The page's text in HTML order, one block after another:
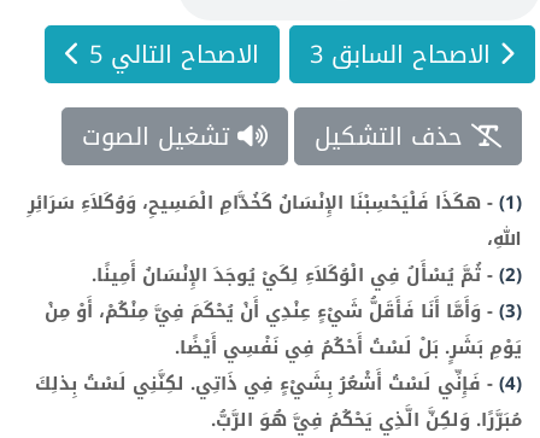
الاصحاح السابق 3
الاصحاح التالي 5
حذف التشكيل
تشغيل الصوت
(1)
-هكَذَا فَلْيَحْسِبْنَا الإِنْسَانُ كَخُدَّامِ الْمَسِيحِ، وَوُكَلاَءِ سَرَائِرِ
اللهِ،
(2)
-ثُمَّ يُسْأَلُ فِي الْوُكَلاَءِ لِكَيْ يُوجَدَ الإِنْسَانُ أَمِينًا.
(3)
- وَأَمَّا أَنَا فَأَقَلُّ شَيْءٍ عِنْدِي أَنْ يُحْكَمَ فِيَّ مِنْكُمْ، أَوْ مِنْ
يَوْمِ بَشَرٍ. بَلْ لَسْتُ أَحْكُمُ فِي نَفْسِي أَيْضًا.
(4)
- فَإِنِّي لَسْتُ أَشْعُرُ بِشَيْءٍ فِي ذَاتِي. لكِنَّنِي لَسْتُ بِذلِكَ
مُبَرَّرًا. وَلكِنَّ الَّذِي يَحْكُمُ فِيَّ هُوَ الرَّبُّ.